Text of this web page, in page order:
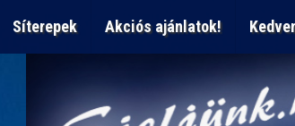
Síterepek Akciós ajánlatok!